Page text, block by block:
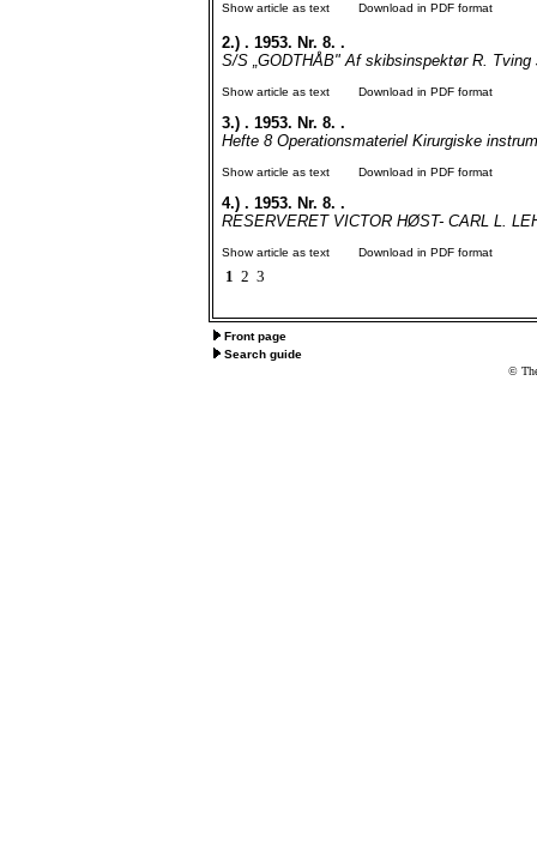
Show article as text Download in PDF format
2.) . 1953. Nr. 8. .
S/S „GODTHÅB" Af skibsinspektør R.
Show article as text Download in PDF format
3.) . 1953. Nr. 8. .
Hefte 8 Operationsmateriel Kirurgiske
Show article as text Download in PDF format
4.) . 1953. Nr. 8. .
RESERVERET VICTOR HØST- CARL L.
Show article as text Download in PDF format
1 2 3
Front page
Search guide
©